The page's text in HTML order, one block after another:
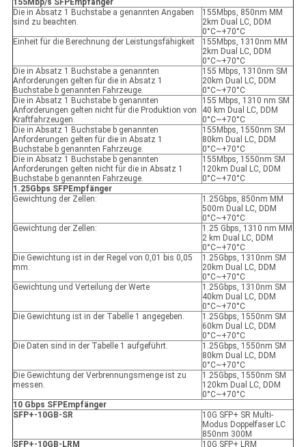
155Mbp/s SFPEmpfänger
Die in Absatz 1 Buchstabe a genannten Angaben
sind zu beachten.
155Mbps, 850nm MM
2km Dual LC, DDM
0°C~+70°C
Einheit für die Berechnung der Leistungsfähigkeit
155Mbps, 1310nm MM
2km Dual LC, DDM
0°C~+70°C
Die in Absatz 1 Buchstabe a genannten
Anforderungen gelten für die in Absatz 1
Buchstabe b genannten Fahrzeuge.
155 Mbps, 1310nm SM
20km Dual LC, DDM
0°C~+70°C
Die in Absatz 1 Buchstabe b genannten
Anforderungen gelten nicht für die Produktion von
Kraftfahrzeugen.
155 Mbps, 1310 nm SM
40 km Dual LC, DDM
0°C~+70°C
Die in Absatz 1 Buchstabe b genannten
Anforderungen gelten für die in Absatz 1
Buchstabe b genannten Fahrzeuge.
155Mbps, 1550nm SM
80km Dual LC, DDM
0°C~+70°C
Die in Absatz 1 Buchstabe b genannten
Anforderungen gelten nicht für die in Absatz 1
Buchstabe b genannten Fahrzeuge.
155Mbps, 1550nm SM
120km Dual LC, DDM
0°C~+70°C
1.25Gbps SFPEmpfänger
Gewichtung der Zellen:
1.25Gbps, 850nm MM
500m Dual LC, DDM
0°C~+70°C
Gewichtung der Zellen:
1.25 Gbps, 1310 nm MM
2 km Dual LC, DDM
0°C~+70°C
Die Gewichtung ist in der Regel von 0,01 bis 0,05
mm.
1.25Gbps, 1310nm SM
20km Dual LC, DDM
0°C~+70°C
Gewichtung und Verteilung der Werte
1.25Gbps, 1310nm SM
40km Dual LC, DDM
0°C~+70°C
Die Gewichtung ist in der Tabelle 1 angegeben.
1.25Gbps, 1550nm SM
60km Dual LC, DDM
0°C~+70°C
Die Daten sind in der Tabelle 1 aufgeführt.
1.25Gbps, 1550nm SM
80km Dual LC, DDM
0°C~+70°C
Die Gewichtung der Verbrennungsmenge ist zu
messen.
1.25Gbps, 1550nm SM
120km Dual LC, DDM
0°C~+70°C
10 Gbps SFPEmpfänger
SFP+-10GB-SR
10G SFP+ SR Multi-
Modus Doppelfaser LC
850nm 300M
SFP+-10GB-LRM
10G SFP+ LRM